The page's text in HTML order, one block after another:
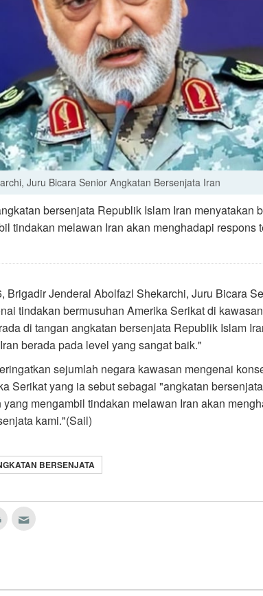
Juru Bicara Senior Angkatan Bersenjata Iran
bersenjata Republik Islam Iran menyatakan
tindakan melawan Iran akan menghadapi respons
Brigadir Jenderal Abolfazl Shekarchi, Juru Bicara
tindakan bermusuhan Amerika Serikat di kawasan
di tangan angkatan bersenjata Republik Islam
berada pada level yang sangat baik."
sejumlah negara kawasan mengenai
Serikat yang ia sebut sebagai "angkatan
mengambil tindakan melawan Iran akan
kami."(Sail)
BERSENJATA